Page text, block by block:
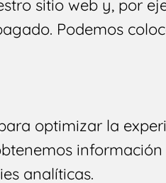
sitio web y, por
Podemos
optimizar la
analíticas.